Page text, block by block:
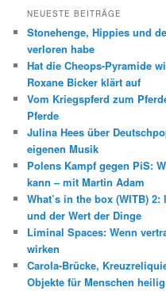
NEUESTE BEITRÄGE
Stonehenge, Hippies und
verloren habe
Hat die Cheops-Pyramide
Roxane Bicker klärt auf
Vom Kriegspferd zum
Pferde
Julina Hees über
eigenen Musik
Polens Kampf gegen PiS:
kann – mit Martin Adam
What’s in the box (WITB)
und der Wert der Dinge
Liminal Spaces: Wenn
wirken
Carola-Brücke,
Objekte für Menschen